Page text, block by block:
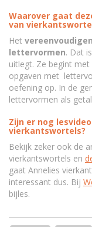
Waarover gaat
van
Het vereenvoudigen
lettervormen. Dat
uitlegt. Ze begint
opgaven met
oefening op. In de
lettervormen als
Zijn er nog
vierkantswortels?
Bekijk zeker ook de
vierkantswortels en
gaat Annelies
interessant dus. Bij
bijles.